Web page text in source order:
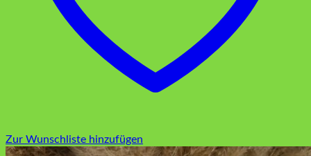
Zur Wunschliste hinzufügen